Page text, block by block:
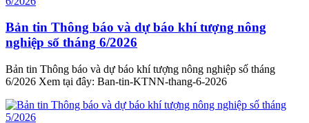
Bản tin Thông báo và dự báo khí tượng nông
nghiệp số tháng 6/2026
Bản tin Thông báo và dự báo khí tượng nông nghiệp số tháng
6/2026 Xem tại đây: Ban-tin-KTNN-thang-6-2026